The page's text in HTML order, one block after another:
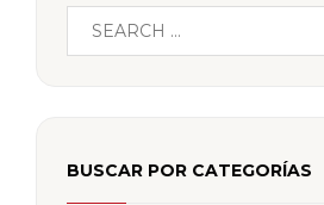
BUSCAR POR CATEGORÍAS